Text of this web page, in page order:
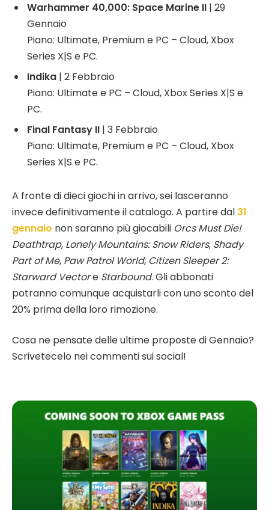
Warhammer 40,000: Space Marine II | 29
Gennaio
Piano: Ultimate, Premium e PC – Cloud, Xbox
Series X|S e PC.
Indika | 2 Febbraio
Piano: Ultimate e PC – Cloud, Xbox Series X|S e
PC.
Final Fantasy II | 3 Febbraio
Piano: Ultimate, Premium e PC – Cloud, Xbox
Series X|S e PC.
A fronte di dieci giochi in arrivo, sei lasceranno
invece definitivamente il catalogo. A partire dal 31
gennaio non saranno più giocabili Orcs Must Die!
Deathtrap, Lonely Mountains: Snow Riders, Shady
Part of Me, Paw Patrol World, Citizen Sleeper 2:
Starward Vectore Starbound. Gli abbonati
potranno comunque acquistarli con uno sconto del
20% prima della loro rimozione.
Cosa ne pensate delle ultime proposte di Gennaio?
Scrivetecelo nei commenti sui social!